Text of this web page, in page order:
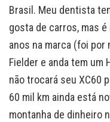
Brasil. Meu dentista
gosta de carros, mas
anos na marca (foi por
Fielder e anda tem um
não trocará seu XC60
60 mil km ainda está
montanha de dinheiro